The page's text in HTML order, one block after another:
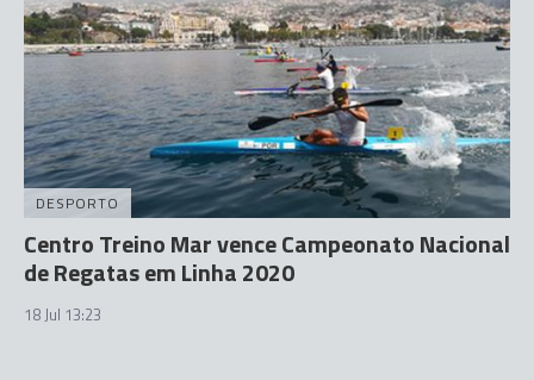
DESPORTO
Centro Treino Mar vence Campeonato Nacional
de Regatas em Linha 2020
18 Jul 13:23